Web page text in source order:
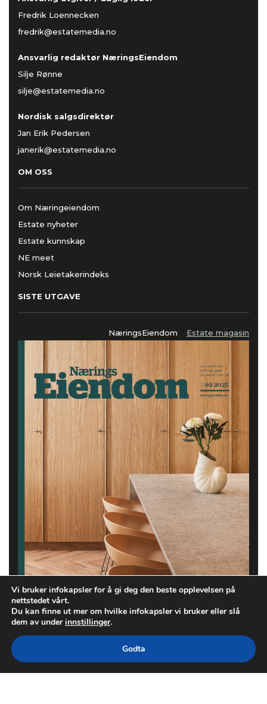
Fredrik Loennecken
fredrik@estatemedia.no
Ansvarlig redaktør NæringsEiendom
Silje Rønne
silje@estatemedia.no
Nordisk salgsdirektør
Jan Erik Pedersen
janerik@estatemedia.no
OM OSS
Om Næringeiendom
Estate nyheter
Estate kunnskap
NE meet
Norsk Leietakerindeks
SISTE UTGAVE
NæringsEiendom Estate magasin
Vi bruker infokapsler for å gi deg den beste opplevelsen på
nettstedet vårt.
Du kan finne ut mer om hvilke infokapsler vi bruker eller slå
dem av underinnstillinger.
Godta